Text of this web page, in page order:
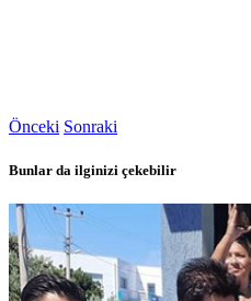
Önceki Sonraki
Bunlar da ilginizi çekebilir